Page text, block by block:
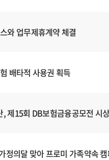
와 업무제휴계약 체결
배타적 사용권 획득
제15회 DB보험금융공모전 시
정의달 맞아 프로미 가족약속